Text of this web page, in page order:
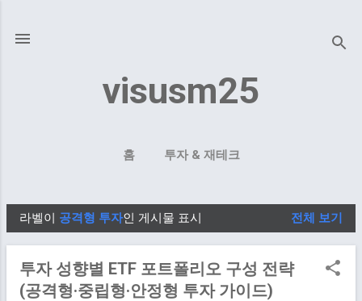
visusm25
홈 투자 & 재테크
글
라벨이 공격형 투자인 게시물 표시 전체 보기
투자 성향별 ETF 포트폴리오 구성 전략
(공격형·중립형·안정형 투자 가이드)